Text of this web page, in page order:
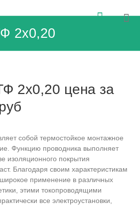
2х0,20
2х0,20 цена за
собой термостойкое монтажное
Функцию проводника выполняет
изоляционного покрытия
Благодаря своим характеристикам
применение в различных
этими токопроводящими
все электроустановки,